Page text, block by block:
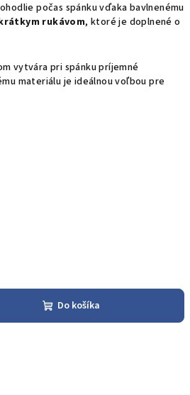
počas spánku vďaka bavlnenému
rukávom, ktoré je doplnené o
vytvára pri spánku príjemné
materiálu je ideálnou voľbou pre
Do košíka